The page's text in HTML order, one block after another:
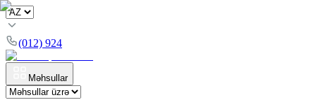
(012) 924
Məhsullar